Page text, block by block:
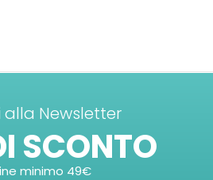
alla Newsletter
SCONTO
minimo 49€